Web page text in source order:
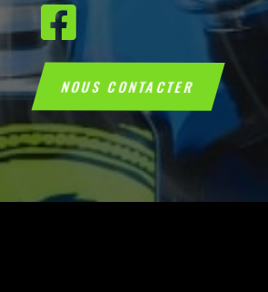

NOUS CONTACTER